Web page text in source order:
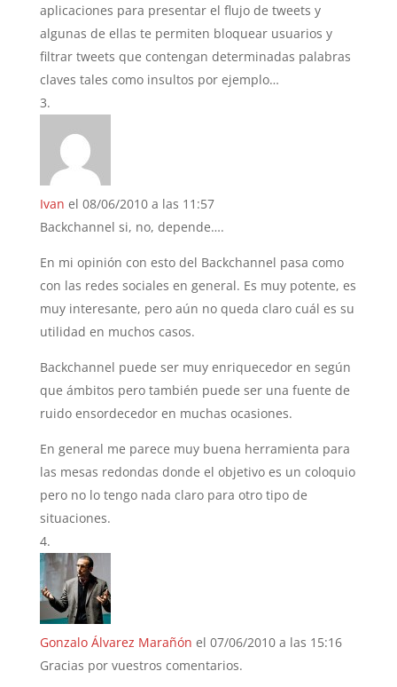
aplicaciones para presentar el flujo de tweets y
algunas de ellas te permiten bloquear usuarios y
filtrar tweets que contengan determinadas palabras
claves tales como insultos por ejemplo…
Ivan el 08/06/2010 a las 11:57
Backchannel si, no, depende….
En mi opinión con esto del Backchannel pasa como
con las redes sociales en general. Es muy potente, es
muy interesante, pero aún no queda claro cuál es su
utilidad en muchos casos.
Backchannel puede ser muy enriquecedor en según
que ámbitos pero también puede ser una fuente de
ruido ensordecedor en muchas ocasiones.
En general me parece muy buena herramienta para
las mesas redondas donde el objetivo es un coloquio
pero no lo tengo nada claro para otro tipo de
situaciones.
Gonzalo Álvarez Marañón el 07/06/2010 a las 15:16
Gracias por vuestros comentarios.